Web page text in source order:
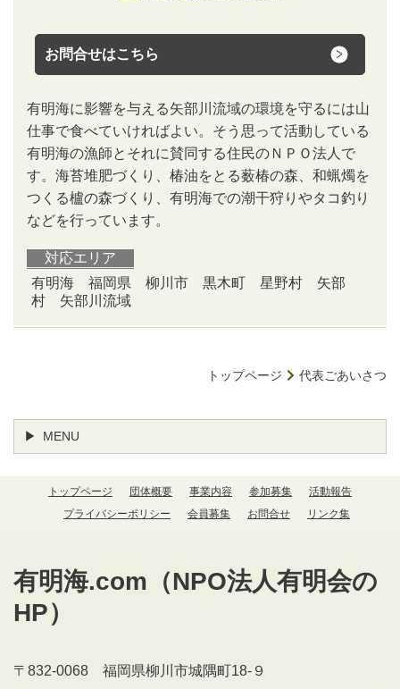
お問合せはこちら
有明海に影響を与える矢部川流域の環境を守るには山
仕事で食べていければよい。そう思って活動している
有明海の漁師とそれに賛同する住民のＮＰＯ法人で
す。海苔堆肥づくり、椿油をとる薮椿の森、和蝋燭を
つくる櫨の森づくり、有明海での潮干狩りやタコ釣り
などを行っています。
対応エリア
有明海 福岡県 柳川市 黒木町 星野村 矢部
村 矢部川流域
トップページ 代表ごあいさつ
MENU
トップページ 団体概要 事業内容 参加募集
活動報告
プライバシーポリシー
会員募集 お問合せ リンク集
有明海.com（NPO法人有明会の
HP）
〒832-0068 福岡県柳川市城隅町18-９